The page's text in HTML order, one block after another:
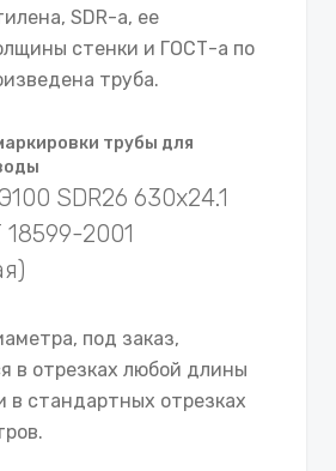
SDR-а, ее
стенки и ГОСТ-а по
труба.
трубы для
SDR26 630х24.1
2001
под заказ,
в отрезках любой длины
в стандартных отрезках